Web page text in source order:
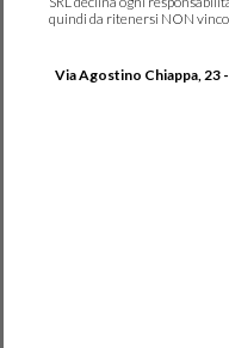
quindi da ritenersi NON
Via Agostino Chiappa, 23